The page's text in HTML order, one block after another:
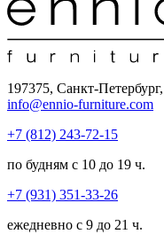
197375, Санкт-
info@ennio-furniture.com
+7 (812) 243-72-15
по будням с 10 до 19 ч.
+7 (931) 351-33-26
ежедневно с 9 до 21 ч.